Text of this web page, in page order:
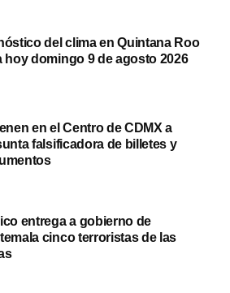
del clima en Quintana Roo
hoy domingo 9 de agosto 2026
en el Centro de CDMX a
falsificadora de billetes y
entrega a gobierno de
cinco terroristas de las